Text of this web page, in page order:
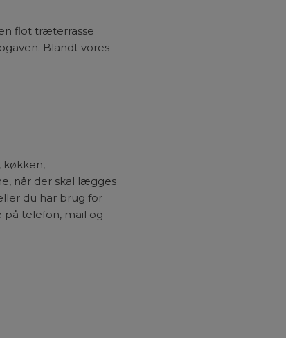
flot træterrasse
Blandt vores
køkken,
når der skal lægges
du har brug for
på telefon, mail og